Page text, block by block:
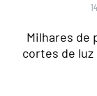
Milhares de
cortes de